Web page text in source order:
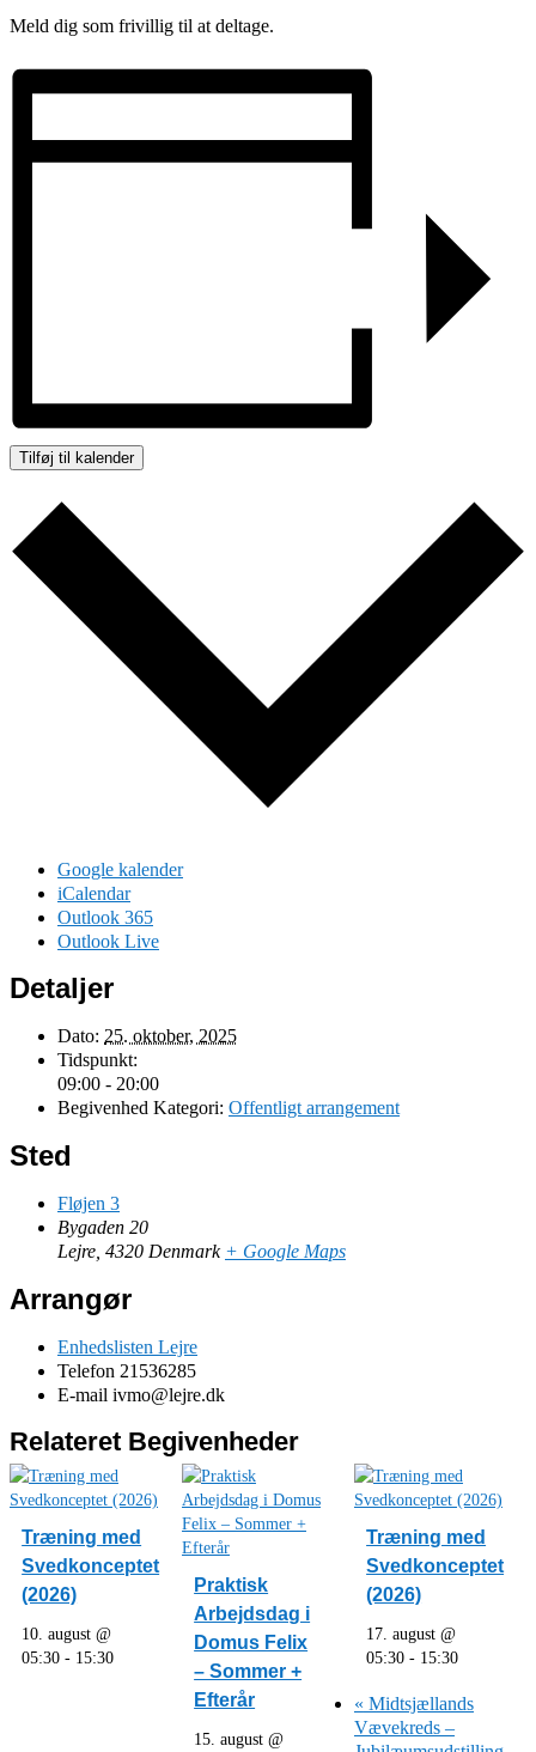
Meld dig som frivillig til at deltage.
Tilføj til kalender
Google kalender
iCalendar
Outlook 365
Outlook Live
Detaljer
Dato: 25. oktober, 2025
Tidspunkt:
09:00 - 20:00
Begivenhed Kategori: Offentligt arrangement
Sted
Fløjen 3
Bygaden 20
Lejre 4320 Denmark + Google Maps
Arrangør
Enhedslisten Lejre
Telefon 21536285
E-mail ivmo@lejre.dk
Relateret Begivenheder
Træning med
Svedkonceptet
(2026)
10. august @
05:30 - 15:30
Praktisk
Arbejdsdag i
Domus Felix
– Sommer +
Efterår
15. august @
Træning med
Svedkonceptet
(2026)
17. august @
05:30 - 15:30
« Midtsjællands
Vævekreds –